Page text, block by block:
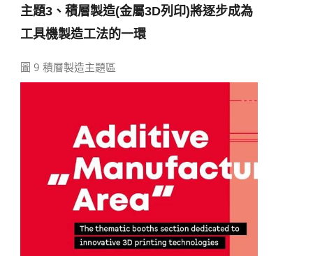
主題3 、積層製造(金屬3D列印)將逐步成為
工具機製造工法的一環
圖 9 積層製造主題區